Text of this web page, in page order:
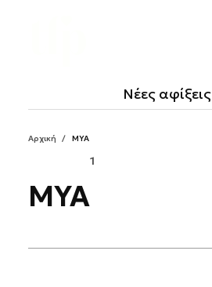
Νέες αφίξεις
Αρχική / MYA
MYA
1